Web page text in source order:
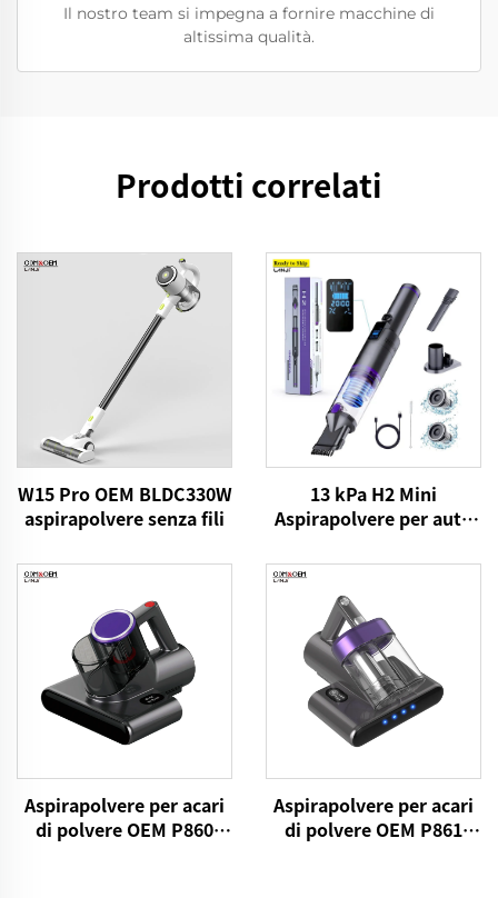
Il nostro team si impegna a fornire macchine di
altissima qualità.
Prodotti correlati
W15 Pro OEM BLDC330W
aspirapolvere senza fili
13 kPa H2 Mini
Aspirapolvere per auto
Portatile per animali
domestici Prodotti di
pulizia per animali
domestici Prodotti di
cura e pulizia auto
Aspirapolvere per acari
di polvere OEM P860
Aspirapolvere per acari
di polvere OEM P861